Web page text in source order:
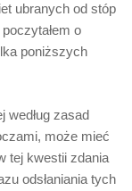
ubranych od stóp
o
poniższych
według zasad
może mieć
tej kwestii zdania
odsłaniania tych